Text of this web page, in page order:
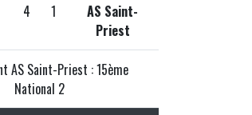
4 1
AS Saint-
Priest
AS Saint-Priest : 15ème
National 2